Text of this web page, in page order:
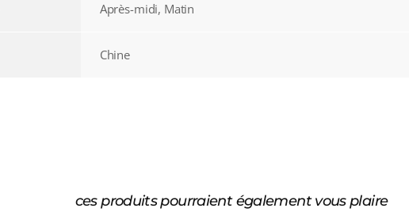
Après-midi, Matin
Chine
ces produits pourraient également vous plaire